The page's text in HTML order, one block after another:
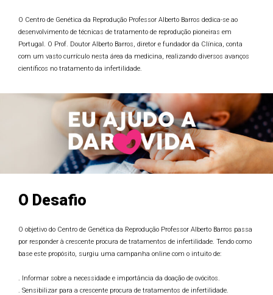
O Centro de Genética da Reprodução Professor Alberto Barros dedica-se ao
desenvolvimento de técnicas de tratamento de reprodução pioneiras em
Portugal. O Prof. Doutor Alberto Barros, diretor e fundador da Clínica, conta
com um vasto currículo nesta área da medicina, realizando diversos avanços
científicos no tratamento da infertilidade.
O Desafio
O objetivo do Centro de Genética da Reprodução Professor Alberto Barros passa
por responder à crescente procura de tratamentos de infertilidade. Tendo como
base este propósito, surgiu uma campanha online com o intuito de:
. Informar sobre a necessidade e importância da doação de ovócitos.
. Sensibilizar para a crescente procura de tratamentos de infertilidade.